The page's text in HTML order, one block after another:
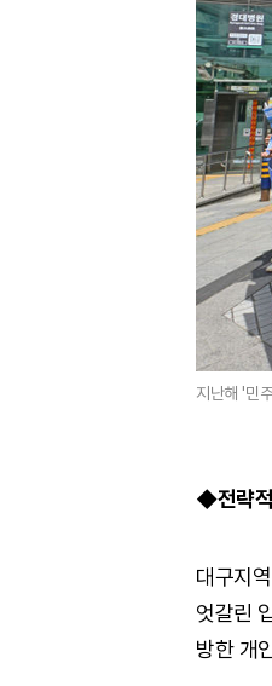
지난해 '민
◆전략적
대구지
엇갈린
방한 개